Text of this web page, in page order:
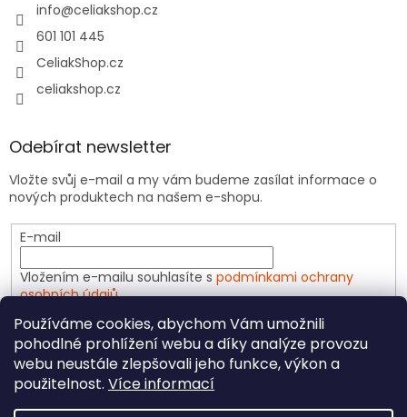
Používáme cookies, abychom Vám umožnili
pohodlné prohlížení webu a díky analýze provozu
webu neustále zlepšovali jeho funkce, výkon a
použitelnost. Více informací
info@celiakshop.cz
601 101 445
CeliakShop.cz
celiakshop.cz
Odebírat newsletter
Vložte svůj e-mail a my vám budeme zasílat informace o
nových produktech na našem e-shopu.
E-mail
Vložením e-mailu souhlasíte s podmínkami ochrany
osobních údajů
PŘIHLÁSIT SE